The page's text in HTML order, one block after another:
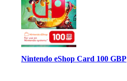
Nintendo eShop Card 100 GBP